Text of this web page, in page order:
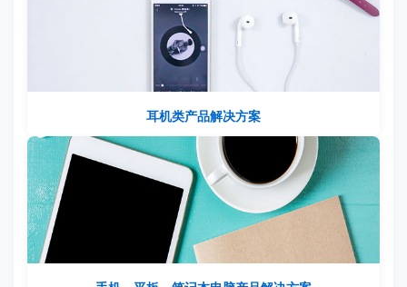
耳机类产品解决方案